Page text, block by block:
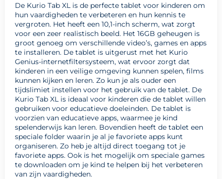
De Kurio Tab XL is de perfecte tablet voor kinderen om
hun vaardigheden te verbeteren en hun kennis te
vergroten. Het heeft een 10,1-inch scherm, wat zorgt
voor een zeer realistisch beeld. Het 16GB geheugen is
groot genoeg om verschillende video’s, games en apps
te installeren. De tablet is uitgerust met het Kurio
Genius-internetfiltersysteem, wat ervoor zorgt dat
kinderen in een veilige omgeving kunnen spelen, films
kunnen kijken en leren. Zo kun je als ouder een
tijdslimiet instellen voor het gebruik van de tablet. De
Kurio Tab XL is ideaal voor kinderen die de tablet willen
gebruiken voor educatieve doeleinden. De tablet is
voorzien van educatieve apps, waarmee je kind
spelenderwijs kan leren. Bovendien heeft de tablet een
speciale folder waarin je al je favoriete apps kunt
organiseren. Zo heb je altijd direct toegang tot je
favoriete apps. Ook is het mogelijk om speciale games
te downloaden om je kind te helpen bij het verbeteren
van zijn vaardigheden.